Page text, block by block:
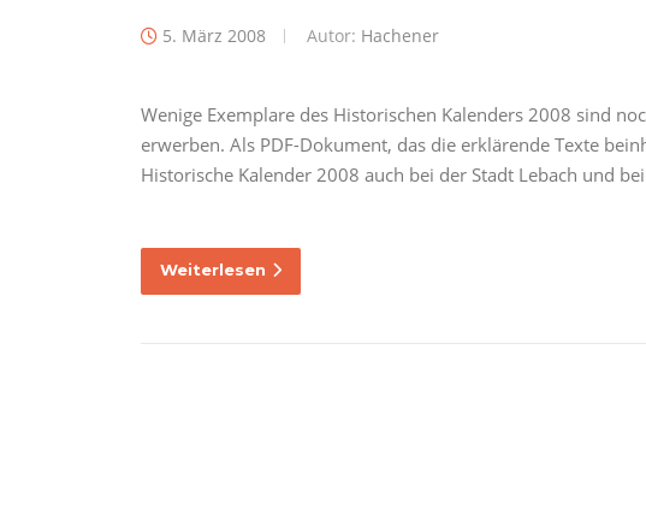
5. März 2008 Autor: Hachener
Wenige Exemplare des Historischen Kalenders 2008 sind
erwerben. Als PDF-Dokument, das die erklärende Texte
Historische Kalender 2008 auch bei der Stadt Lebach und
Weiterlesen